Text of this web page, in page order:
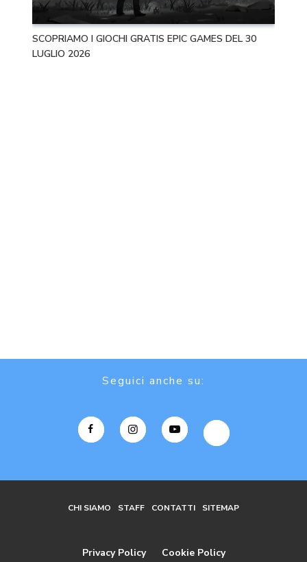
SCOPRIAMO I GIOCHI GRATIS EPIC GAMES DEL 30
LUGLIO 2026
Seguici anche su:
CHI SIAMO STAFF CONTATTI SITEMAP
Privacy Policy Cookie Policy